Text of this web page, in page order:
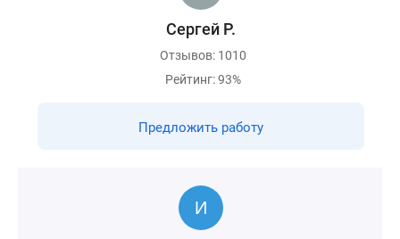
Сергей Р.
Отзывов: 1010
Рейтинг: 93%
Предложить работу